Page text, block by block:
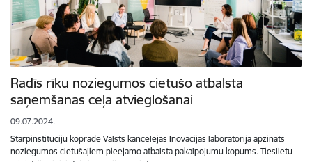
Radīs rīku noziegumos cietušo atbalsta
saņemšanas ceļa atvieglošanai
09.07.2024.
Starpinstitūciju kopradē Valsts kancelejas Inovācijas laboratorijā apzināts
noziegumos cietušajiem pieejamo atbalsta pakalpojumu kopums. Tieslietu